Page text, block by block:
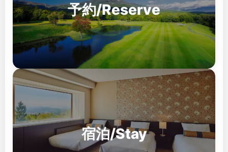
予約/Reserve
宿泊/Stay